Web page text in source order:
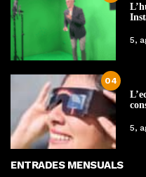
5,
04
5,
ENTRADES MENSUALS